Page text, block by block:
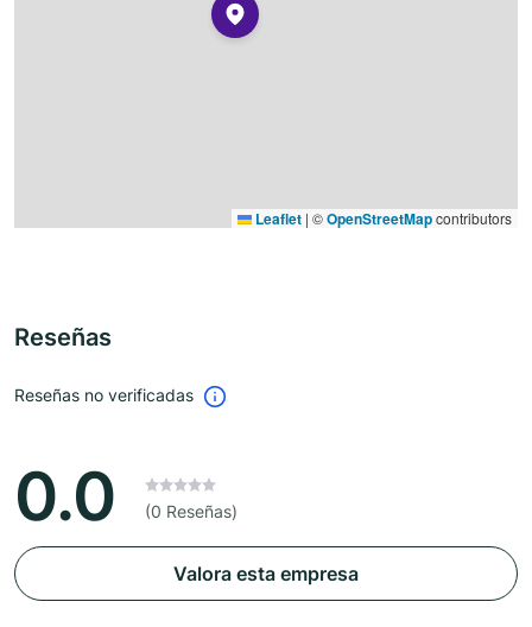
Leaflet | ©OpenStreetMapcontributors
Reseñas
Reseñas no verificadas
0.0 (0 Reseñas)
Valora esta empresa